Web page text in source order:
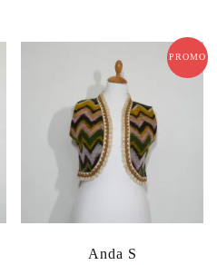
PROMO !
Anda S